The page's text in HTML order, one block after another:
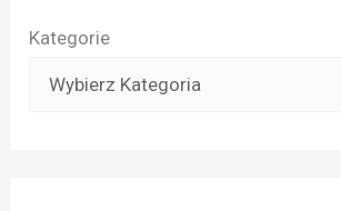
Kategorie